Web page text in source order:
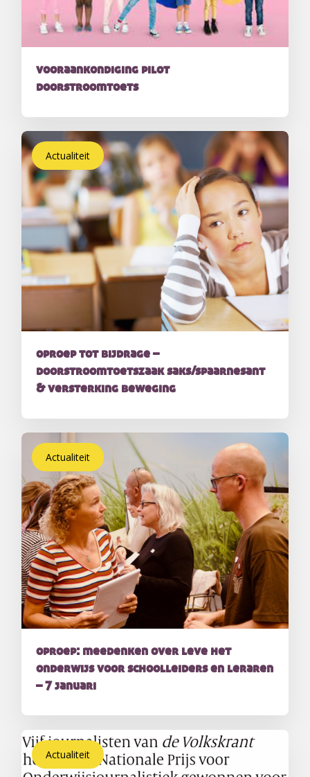
vooraankondiging pilot
doorstroomtoets
Actualiteit
oproep tot bijdrage –
doorstroomtoetszaak saks/spaarnesant
& versterking beweging
Actualiteit
oproep: meedenken over leve het
onderwijs voor schoolleiders en leraren
– 7 januari
Actualiteit